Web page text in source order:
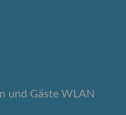
und Gäste WLAN